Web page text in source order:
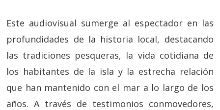
Este audiovisual sumerge al espectador en las
profundidades de la historia local, destacando
las tradiciones pesqueras, la vida cotidiana de
los habitantes de la isla y la estrecha relación
que han mantenido con el mar a lo largo de los
años. A través de testimonios conmovedores,